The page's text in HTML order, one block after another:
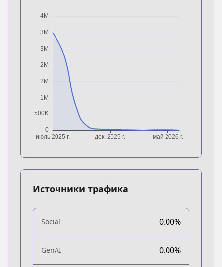
Источники трафика
Social 0.00%
GenAI 0.00%